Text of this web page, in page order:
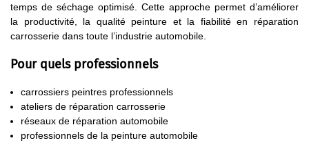
temps de séchage optimisé. Cette approche permet d’améliorer
la productivité, la qualité peinture et la fiabilité en réparation
carrosserie dans toute l’industrie automobile.
Pour quels professionnels
carrossiers peintres professionnels
ateliers de réparation carrosserie
réseaux de réparation automobile
professionnels de la peinture automobile